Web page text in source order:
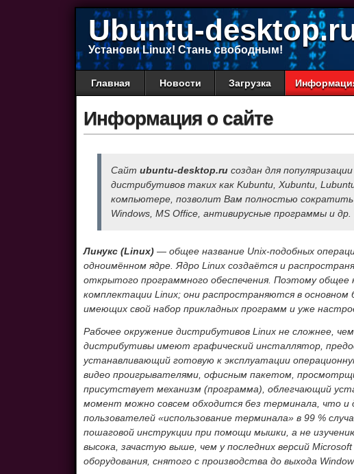
Ubuntu-
Установи Linux! Стань свободным!
Главная Новости Загрузка
Информация о сайте
Сайт ubuntu-desktop.ru создан для
дистрибутивов таких как Kubuntu, Xubuntu,
компьютере, позволит Вам полностью
Windows, MS Office, антивирусные программы и др.
Линукс (Linux) — общее название Unix-подобных
одноимённом ядре. Ядро Linux создаётся и
открытого программного обеспечения. Поэтому общее
комплектации Linux; они распространяются в
имеющих свой набор прикладных программ и уже
Рабочее окружение дистрибутивов Linux не сложнее,
дистрибутивы имеют графический инсталлятор,
устанавливающий готовую к эксплуатации
видео проигрывателями, офисным пакетом,
присутствует механизм (программа), облегчающий
момент можно совсем обходится без терминала, что
пользователей «использование терминала» в 99 %
пошаговой инструкции при помощи мышки, а не
высока, зачастую выше, чем у последних версий
оборудования, снятого с производства до выхода